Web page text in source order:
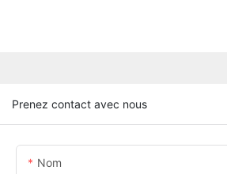
Prenez contact avec nous
Nom